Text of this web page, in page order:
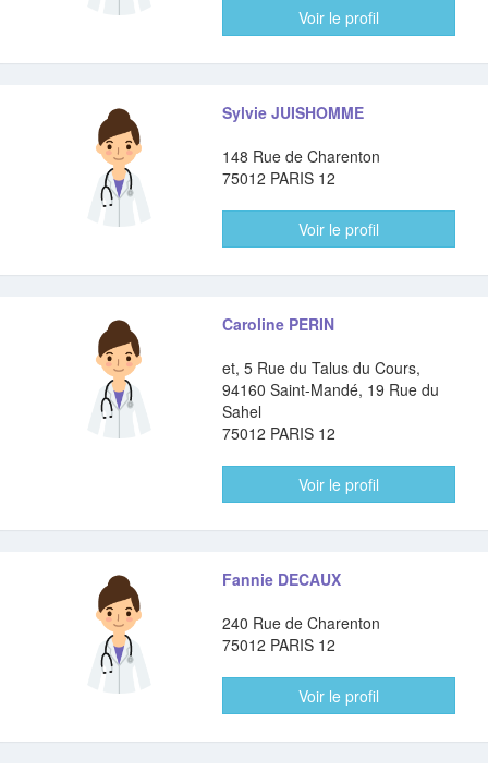
Voir le profil
Sylvie JUISHOMME
148 Rue de Charenton
75012 PARIS 12
Voir le profil
Caroline PERIN
et, 5 Rue du Talus du Cours,
94160 Saint-Mandé, 19 Rue du
Sahel
75012 PARIS 12
Voir le profil
Fannie DECAUX
240 Rue de Charenton
75012 PARIS 12
Voir le profil